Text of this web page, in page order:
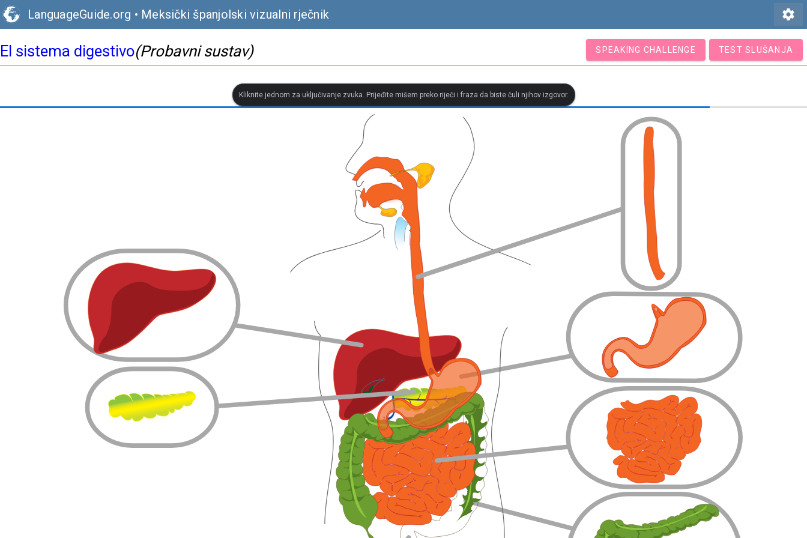
LanguageGuide.org • Meksički španjolski vizualni rječnik settings
El sistema digestivo(Probavni sustav) SPEAKING CHALLENGE TEST SLUŠANJA
Kliknite jednom za uključivanje zvuka. Prijeđite mišem preko riječi i fraza da biste čuli njihov izgovor.